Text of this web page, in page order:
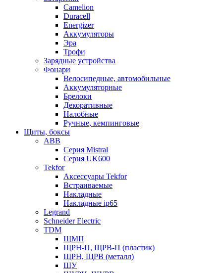
Camelion
Duracell
Energizer
Аккумуляторы
Эра
Трофи
Зарядные устройства
Фонари
Велосипедные, автомобильные
Аккумуляторные
Брелоки
Декоративные
Налобные
Ручные, кемпинговые
Щиты, боксы
ABB
Серия Mistral
Серия UK600
Tekfor
Аксессуары Tekfor
Встраиваемые
Накладные
Накладные ip65
Legrand
Schneider Electric
TDM
ЩМП
ЩРН-П, ЩРВ-П (пластик)
ЩРН, ЩРВ (металл)
ЩУ